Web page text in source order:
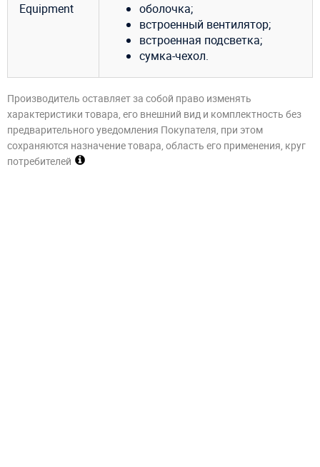
Equipment
оболочка;
встроенный вентилятор;
встроенная подсветка;
сумка-чехол.
Производитель оставляет за собой право изменять
характеристики товара, его внешний вид и комплектность без
предварительного уведомления Покупателя, при этом
сохраняются назначение товара, область его применения, круг
потребителей